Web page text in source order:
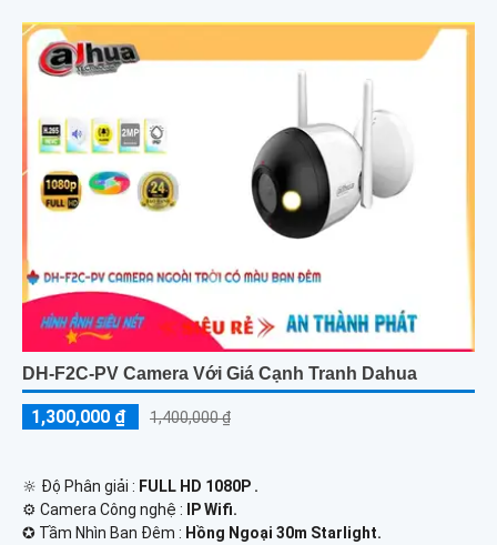
DH-F2C-PV Camera Với Giá Cạnh Tranh Dahua
1,300,000 ₫ 1,400,000 ₫
🔆 Độ Phân giải : FULL HD 1080P .
⚙ Camera Công nghệ :
IP Wifi.
✪ Tầm Nhìn Ban Đêm : Hồng Ngoại 30m Starlight.